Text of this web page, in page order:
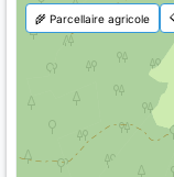
🌾 Parcellaire agricole